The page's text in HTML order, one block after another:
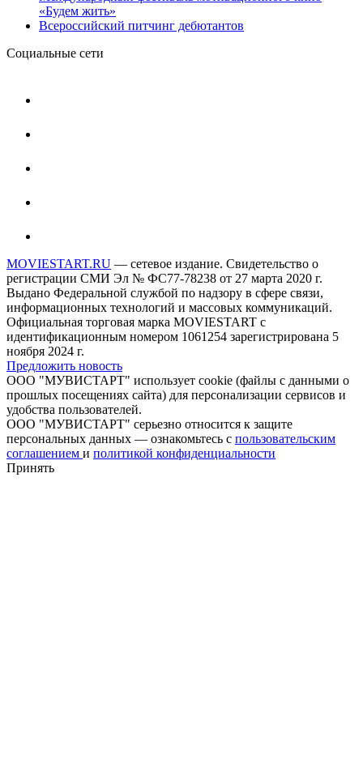
«Будем жить»
Всероссийский питчинг дебютантов
Социальные сети
MOVIESTART.RU — сетевое издание. Свидетельство о
регистрации СМИ Эл № ФС77-78238 от 27 марта 2020 г.
Выдано Федеральной службой по надзору в сфере связи,
информационных технологий и массовых коммуникаций.
Официальная торговая марка MOVIESTART с
идентификационным номером 1061254 зарегистрирована 5
ноября 2024 г.
Предложить новость
ООО "МУВИСТАРТ" использует cookie (файлы с данными о
прошлых посещениях сайта) для персонализации сервисов и
удобства пользователей.
ООО "МУВИСТАРТ" серьезно относится к защите
персональных данных — ознакомьтесь с пользовательским
соглашением и политикой конфиденциальности
Принять